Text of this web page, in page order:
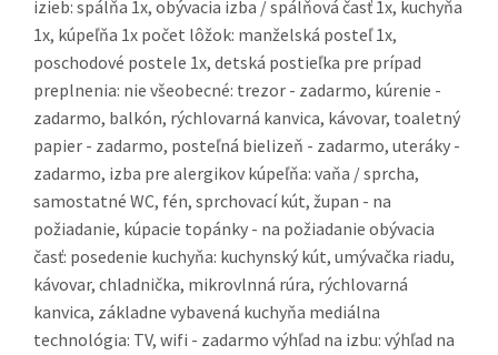
izieb: spálňa 1x, obývacia izba / spálňová časť 1x, kuchyňa
1x, kúpeľňa 1x počet lôžok: manželská posteľ 1x,
poschodové postele 1x, detská postieľka pre prípad
preplnenia: nie všeobecné: trezor - zadarmo, kúrenie -
zadarmo, balkón, rýchlovarná kanvica, kávovar, toaletný
papier - zadarmo, posteľná bielizeň - zadarmo, uteráky -
zadarmo, izba pre alergikov kúpeľňa: vaňa / sprcha,
samostatné WC, fén, sprchovací kút, župan - na
požiadanie, kúpacie topánky - na požiadanie obývacia
časť: posedenie kuchyňa: kuchynský kút, umývačka riadu,
kávovar, chladnička, mikrovlnná rúra, rýchlovarná
kanvica, základne vybavená kuchyňa mediálna
technológia: TV, wifi - zadarmo výhľad na izbu: výhľad na